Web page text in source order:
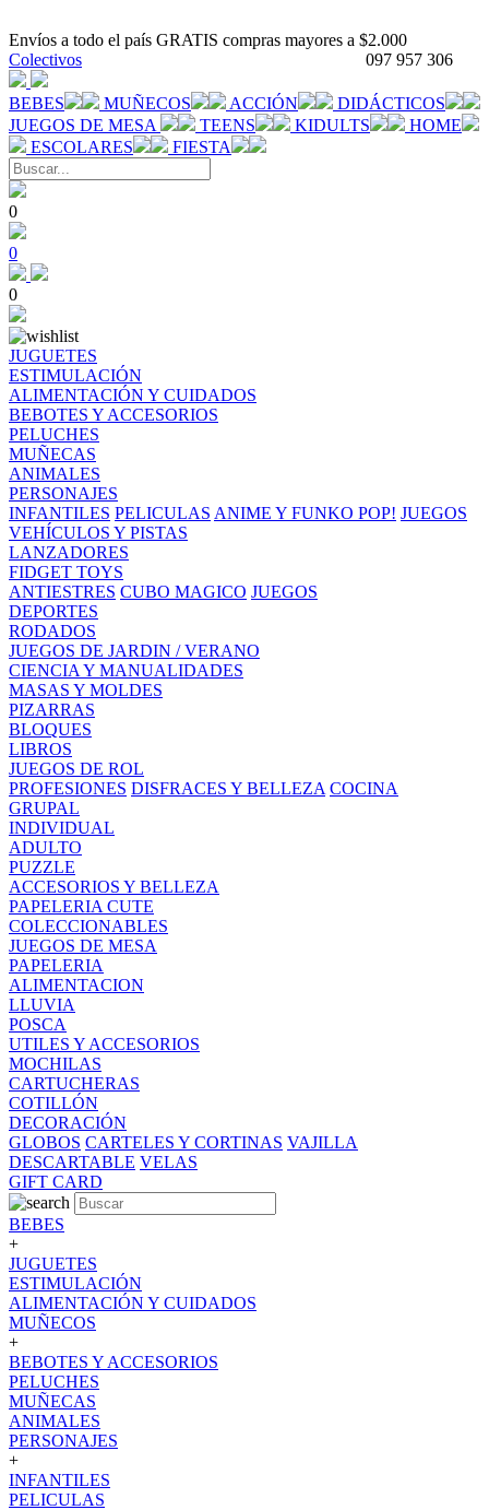
Envíos a todo el país GRATIS compras mayores a $2.000
097 957 306
Colectivos
BEBES MUÑECOS ACCIÓN
DIDÁCTICOS
JUEGOS DE MESA
TEENS KIDULTS
HOME
ESCOLARES
FIESTA
0
0
0
JUGUETES
ESTIMULACIÓN
ALIMENTACIÓN Y CUIDADOS
BEBOTES Y ACCESORIOS
PELUCHES
MUÑECAS
ANIMALES
PERSONAJES
INFANTILES PELICULAS ANIME Y FUNKO POP! JUEGOS
VEHÍCULOS Y PISTAS
LANZADORES
FIDGET TOYS
ANTIESTRES CUBO MAGICO JUEGOS
DEPORTES
RODADOS
JUEGOS DE JARDIN / VERANO
CIENCIA Y MANUALIDADES
MASAS Y MOLDES
PIZARRAS
BLOQUES
LIBROS
JUEGOS DE ROL
PROFESIONES DISFRACES Y BELLEZA COCINA
GRUPAL
INDIVIDUAL
ADULTO
PUZZLE
ACCESORIOS Y BELLEZA
PAPELERIA CUTE
COLECCIONABLES
JUEGOS DE MESA
PAPELERIA
ALIMENTACION
LLUVIA
POSCA
UTILES Y ACCESORIOS
MOCHILAS
CARTUCHERAS
COTILLÓN
DECORACIÓN
GLOBOS CARTELES Y CORTINAS VAJILLA
DESCARTABLE VELAS
GIFT CARD
BEBES
+
JUGUETES
ESTIMULACIÓN
ALIMENTACIÓN Y CUIDADOS
MUÑECOS
+
BEBOTES Y ACCESORIOS
PELUCHES
MUÑECAS
ANIMALES
PERSONAJES
+
INFANTILES
PELICULAS